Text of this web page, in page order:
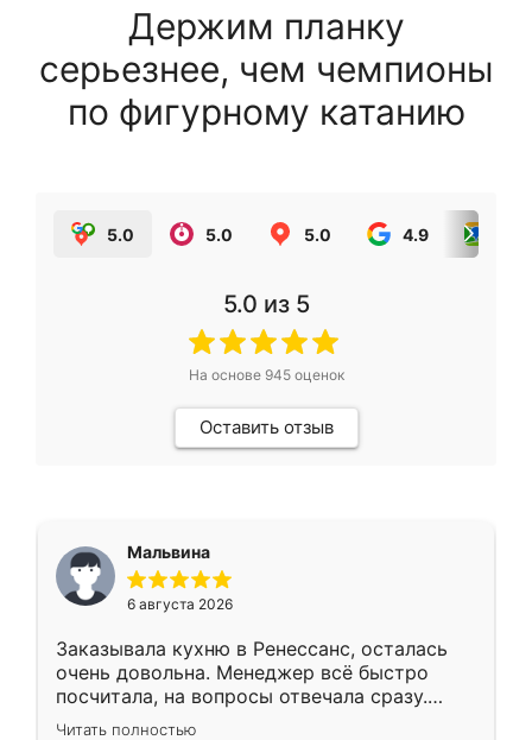
Держим планку
серьезнее, чем чемпионы
по фигурному катанию
5.0 5.0 5.0 4.9
5.0 из 5
На основе 945оценок
Оставить отзыв
Мальвина
6 августа 2026
Заказывала кухню в Ренессанс, осталась
очень довольна. Менеджер всё быстро
посчитала, на вопросы отвечала сразу.
Замерщик приехал в субботу, подошёл к
Читать полностью